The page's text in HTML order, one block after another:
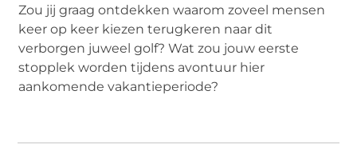
Zou jij graag ontdekken waarom zoveel mensen
keer op keer kiezen terugkeren naar dit
verborgen juweel golf? Wat zou jouw eerste
stopplek worden tijdens avontuur hier
aankomende vakantieperiode?